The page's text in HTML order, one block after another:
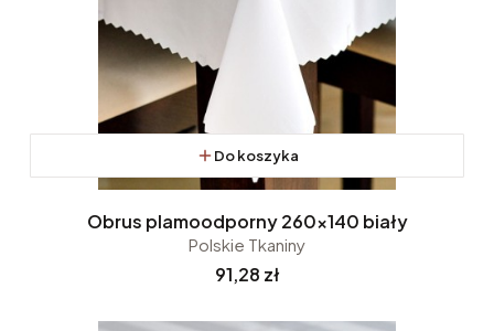
Do koszyka
Obrus plamoodporny 260x140 biały
Polskie Tkaniny
Cena
91,28 zł